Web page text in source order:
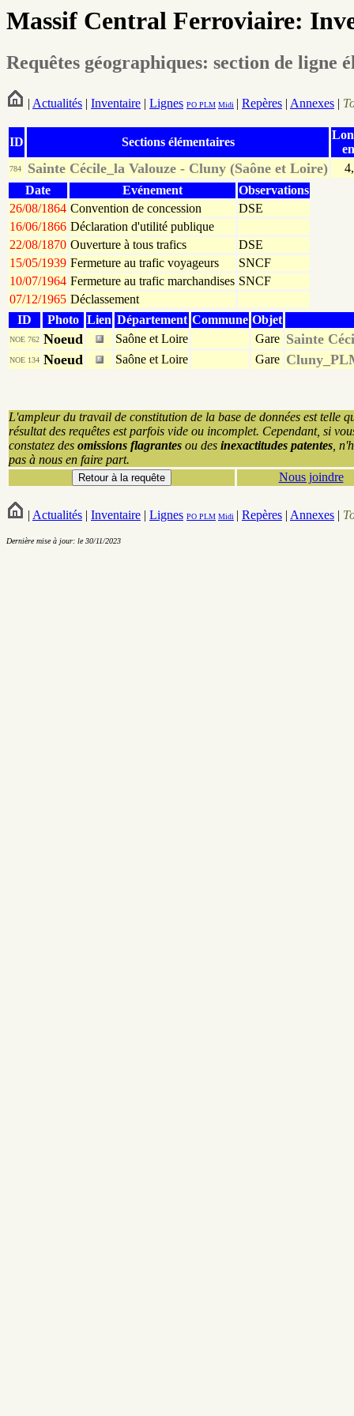
Massif Central Ferroviaire:
Requêtes géographiques: section de ligne
| Actualités | Inventaire | Lignes PO PLM Midi | Repères | Annexes |
ID Sections élémentaires
784 Sainte Cécile_la Valouze - Cluny (Saône et Loire)
Date
Evénement
Observations
26/08/1864 Convention de concession
DSE
16/06/1866 Déclaration d'utilité publique
22/08/1870 Ouverture à tous trafics
DSE
15/05/1939 Fermeture au trafic voyageurs
SNCF
10/07/1964 Fermeture au trafic marchandises SNCF
07/12/1965 Déclassement
ID
Photo Lien Département Commune Objet
NOE 762 Noeud Saône et Loire Gare Sainte
NOE 134 Noeud Saône et Loire Gare
L'ampleur du travail de constitution de la base de données est telle
résultat des requêtes est parfois vide ou incomplet. Cependant, si
constatez des omissions flagrantes ou des inexactitudes patentes ,
pas à nous en faire part.
Nous joindre
| Actualités | Inventaire | Lignes PO PLM Midi | Repères | Annexes |
Dernière mise à jour: le 30/11/2023